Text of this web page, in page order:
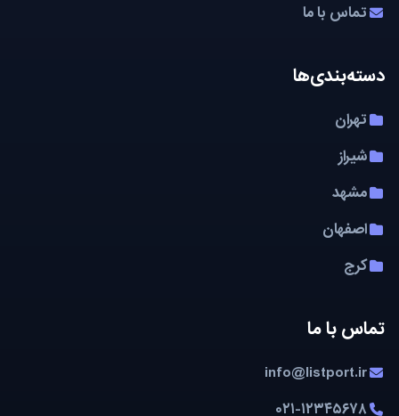
تماس با ما
دسته‌بندی‌ها
تهران
شیراز
مشهد
اصفهان
کرج
تماس با ما
info@listport.ir
۰۲۱-۱۲۳۴۵۶۷۸